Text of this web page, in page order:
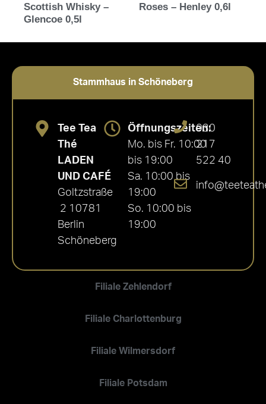
Scottish Whisky –
Glencoe 0,5l
Roses – Henley 0,6l
Stammhaus in Schöneberg
Filiale Zehlendorf
Filiale Charlottenburg
Filiale Wilmersdorf
Filiale Potsdam
Tee Tea
Thé
LADEN
UND CAFÉ
Goltzstraße
2 10781
Berlin
Schöneberg
Öffnungszeiten:
Mo. bis Fr. 10:00
bis 19:00
Sa. 10:00 bis
19:00
So. 10:00 bis
19:00
030
217
522 40